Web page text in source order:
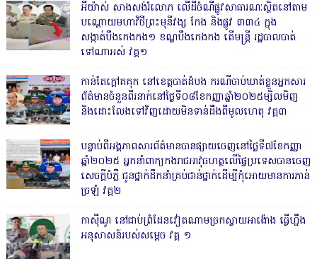
អីយ៉ាស់ សាងសង់រំលោភ លើដីចំណីផ្លូវសាធារណៈស្ថិតនៅតាម
បណ្ដោយមហាវិថីព្រះមុនីវង្ស កែង និងផ្លូវ ៣៣៤ ក្នុង
សង្កាត់បឹងកេងកង១ ខណ្ឌបឹងកេងកង តើមន្ត្រី រដ្ឋបាលបាត់
ទៅណាអស់ វគ្គ១
កាន់តែក្តៅគគុក នៅខេត្តបាត់ដំបង ករណីចាប់ឃាត់ខ្លួនអ្នកសារ
ព័ត៌មានចំនួនពីរនាក់នៅថ្ងៃទី០៨ខែកញ្ញាឆ្នាំ២០២៥ម្សិលមិញ
និងដោះលែងទៅវិញដោយមិនទាន់ដឹងពីមូលហេតុ វគ្គ៣
បន្ទាប់ពីអង្គភាពសារព័ត៌មានបានផ្សាយចេញនៅថ្ងៃទី៧ខែកញ្ញា
ឆ្នាំ២០២៥ អ្នកនាំពាក្យកងរាជអាវុធហត្ថលើផ្ទៃប្រទេសបានចេញ
សេចក្តីបំភ្លឺ ជូនថ្នាក់ដឹកនាំគ្រប់ជាន់ថ្នាក់ដើម្បីកុំអោយមានការភាន់
ច្រឡំ វគ្គ២
កាសុីណូ នៅជាប់ព្រំដែនវៀតណាមច្រកស្វាយអាង៉ោង ធ្វើហ្នឹង
អនុសាសន៍របស់សម្ដេច វគ្គ ១